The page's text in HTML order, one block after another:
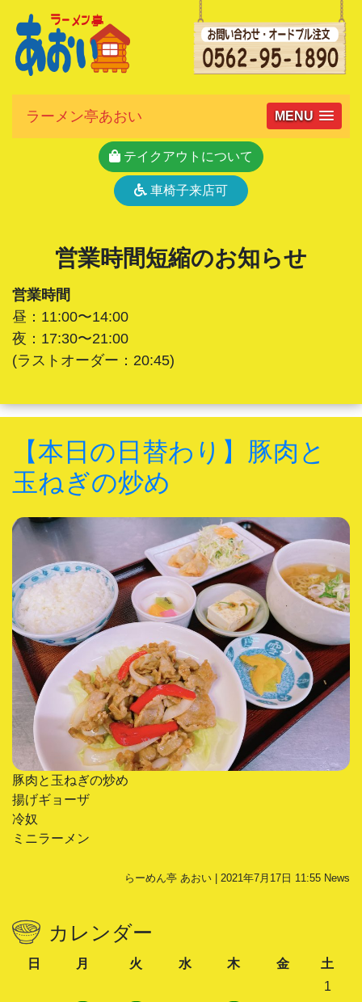
ラーメン亭あおい MENU
テイクアウトについて
車椅子来店可
営業時間短縮のお知らせ
営業時間
昼：11:00〜14:00
夜：17:30〜21:00
(ラストオーダー：20:45)
【本日の日替わり】豚肉と
玉ねぎの炒め
豚肉と玉ねぎの炒め
揚げギョーザ
冷奴
ミニラーメン
らーめん亭 あおい | 2021年7月17日 11:55 News
カレンダー
日 月 火 水 木 金
土
1